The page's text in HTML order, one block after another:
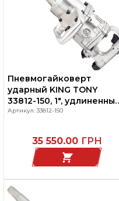
Пневмогайковерт
ударный KING TONY
33812-150, 1",
грузовой, 2033 Нм
Артикул: 33812-150
35 550.00 ГРН